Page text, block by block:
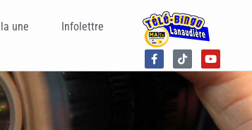
une Infolettre